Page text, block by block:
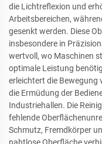
die Lichtreflexion und
Arbeitsbereichen,
gesenkt werden. Diese
insbesondere in
wertvoll, wo Maschinen
optimale Leistung
erleichtert die Bewegung
die Ermüdung der
Industriehallen. Die
fehlende
Schmutz, Fremdkörper
nahtlose Oberfläche